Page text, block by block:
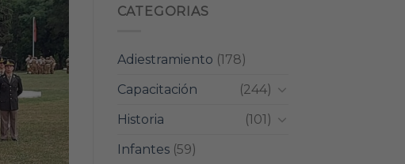
CATEGORIAS
Adiestramiento (178)
Capacitación
(244)
Historia
(101)
Infantes(59)